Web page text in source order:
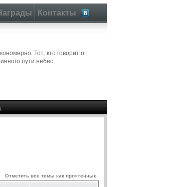
Контакты
Тот, кто говорит о
пути небес.
Отметить все темы как прочтённые